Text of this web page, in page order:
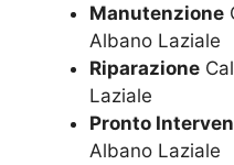
Manutenzione
Albano Laziale
Riparazione
Laziale
Pronto
Albano Laziale